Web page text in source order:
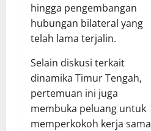
hingga pengembangan
hubungan bilateral yang
telah lama terjalin.
Selain diskusi terkait
dinamika Timur Tengah,
pertemuan ini juga
membuka peluang untuk
memperkokoh kerja sama